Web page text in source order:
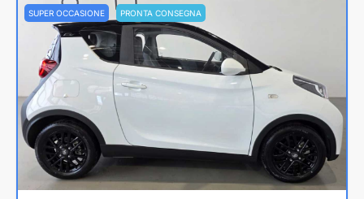
SUPER OCCASIONE PRONTA CONSEGNA